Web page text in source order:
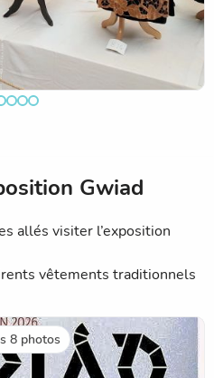
Gwiad
allés visiter l’exposition
vêtements traditionnels
8 photos